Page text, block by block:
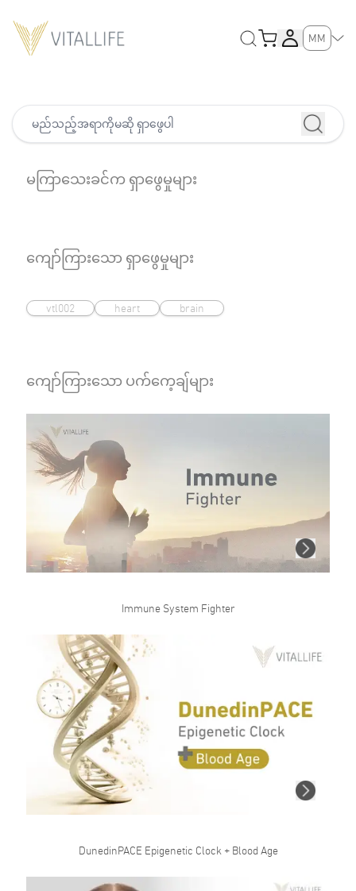
MM
မကြာသေးခင်က ရှာဖွေမှုများ
ကျော်ကြားသော ရှာဖွေမှုများ
vtl002 heart brain
ကျော်ကြားသော ပက်ကေ့ချ်များ
Immune System Fighter
DunedinPACE Epigenetic Clock + Blood Age